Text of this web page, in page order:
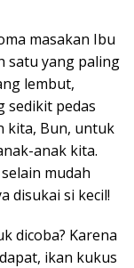
masakan Ibu
satu yang paling
lembut,
sedikit pedas
kita, Bun, untuk
anak kita.
mudah
disukai si kecil!
dicoba? Karena
ikan kukus